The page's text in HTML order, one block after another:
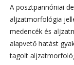
A posztpannóniai
aljzatmorfológia
medencék és
alapvető hatást
tagolt